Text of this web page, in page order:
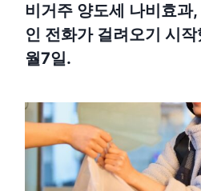
비거주 양도세 나비효과
인 전화가 걸려오기 시
월7일.